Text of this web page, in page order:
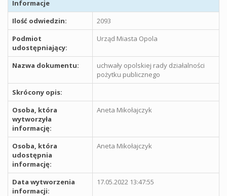
Informacje
Ilość odwiedzin:
2093
Podmiot
udostępniający:
Urząd Miasta Opola
Nazwa dokumentu:
uchwały opolskiej rady działalności
pożytku publicznego
Skrócony opis:
Osoba, która
wytworzyła
informację:
Aneta Mikołajczyk
Osoba, która
udostępnia
informację:
Aneta Mikołajczyk
Data wytworzenia
informacji:
17.05.2022 13:47:55